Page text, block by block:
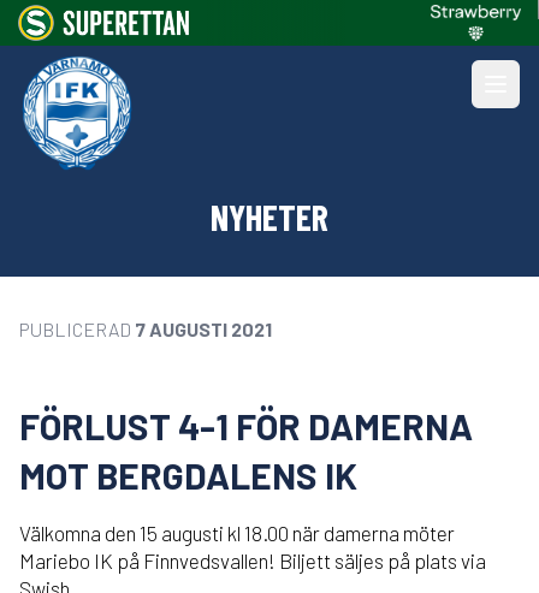
NYHETER
PUBLICERAD 7 AUGUSTI 2021
FÖRLUST 4-1 FÖR DAMERNA
MOT BERGDALENS IK
Välkomna den 15 augusti kl 18.00 när damerna möter
Mariebo IK på Finnvedsvallen! Biljett säljes på plats via
Swish.